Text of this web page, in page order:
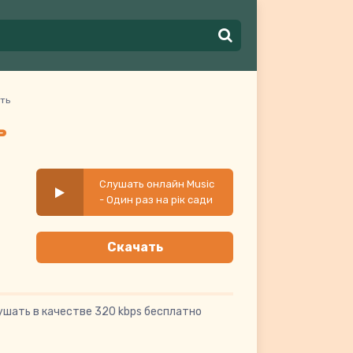
Слушать онлайн Music
- Один раз на рік сади
цвітуть
Скачать
в качестве 320 kbps бесплатно